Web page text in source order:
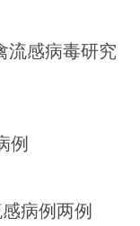
流感病毒研究
例
病例两例